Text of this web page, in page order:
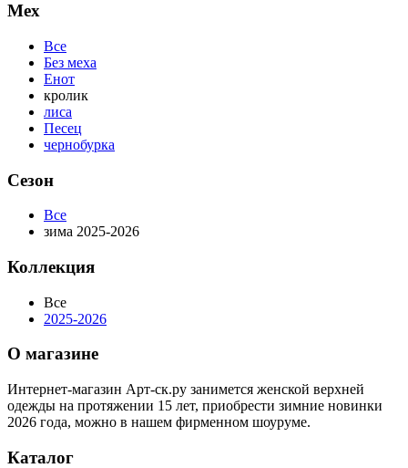
Мех
Все
Без меха
Енот
кролик
лиса
Песец
чернобурка
Сезон
Все
зима 2025-2026
Коллекция
Все
2025-2026
О магазине
Интернет-магазин Арт-ск.ру занимется женской верхней
одежды на протяжении 15 лет, приобрести зимние новинки
2026 года, можно в нашем фирменном шоуруме.
Каталог